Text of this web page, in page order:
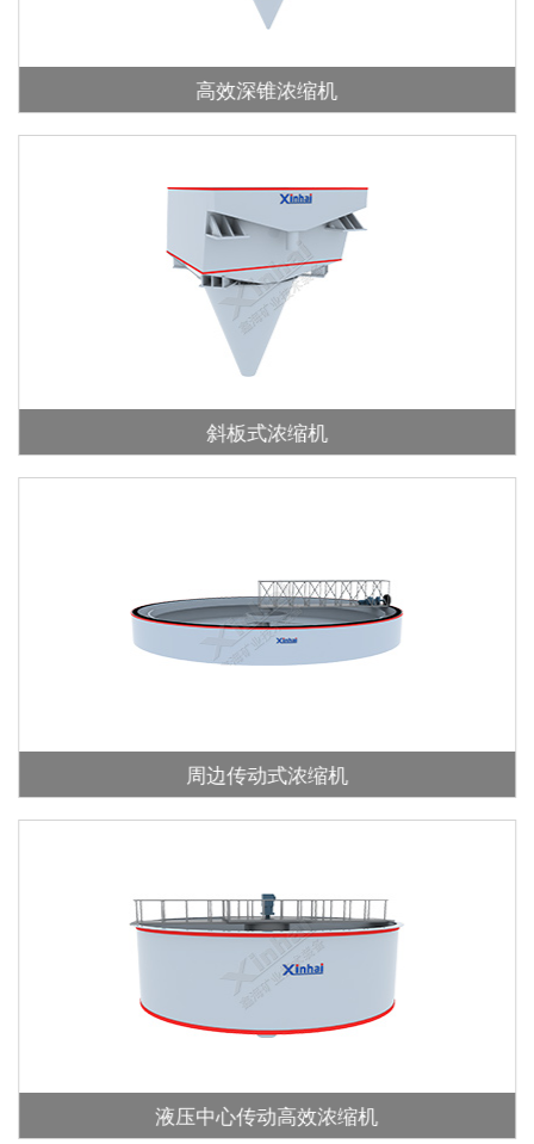
高效深锥浓缩机
斜板式浓缩机
周边传动式浓缩机
液压中心传动高效浓缩机